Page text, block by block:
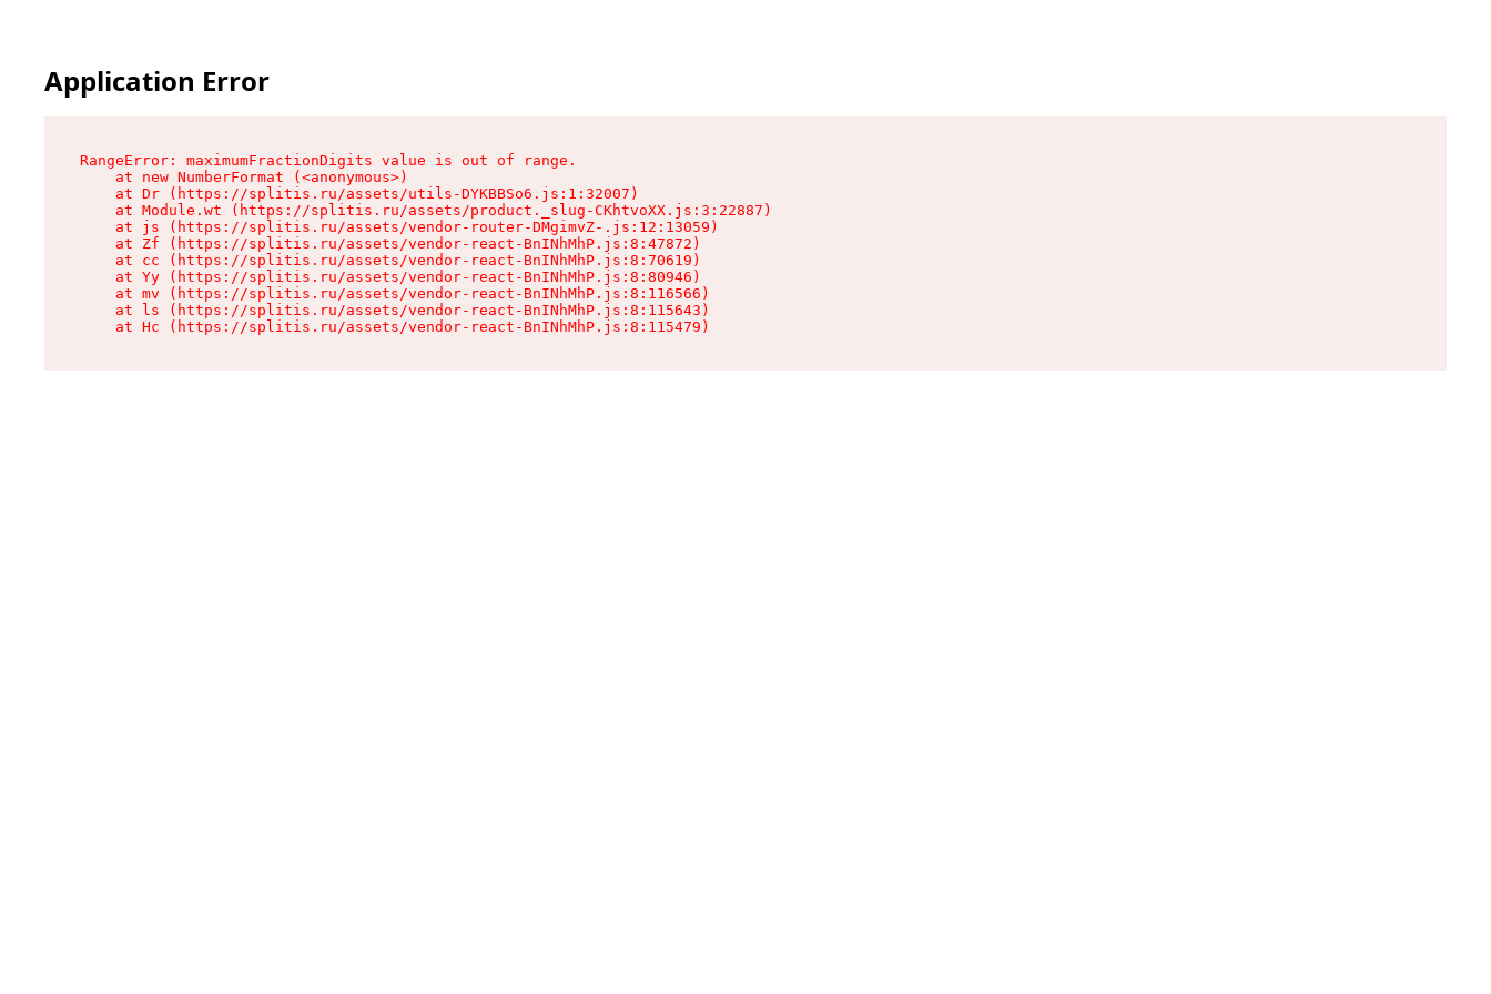
Application Error
RangeError: maximumFractionDigits value is out of range.
    at new NumberFormat (<anonymous>)
    at Dr (https://splitis.ru/assets/utils-DYKBBSo6.js:1:32007)
    at Module.wt (https://splitis.ru/assets/product._slug-CKhtvoXX.js:3:22887)
    at js (https://splitis.ru/assets/vendor-router-DMgimvZ-.js:12:13059)
    at Zf (https://splitis.ru/assets/vendor-react-BnINhMhP.js:8:47872)
    at cc (https://splitis.ru/assets/vendor-react-BnINhMhP.js:8:70619)
    at Yy (https://splitis.ru/assets/vendor-react-BnINhMhP.js:8:80946)
    at mv (https://splitis.ru/assets/vendor-react-BnINhMhP.js:8:116566)
    at ls (https://splitis.ru/assets/vendor-react-BnINhMhP.js:8:115643)
    at Hc (https://splitis.ru/assets/vendor-react-BnINhMhP.js:8:115479)